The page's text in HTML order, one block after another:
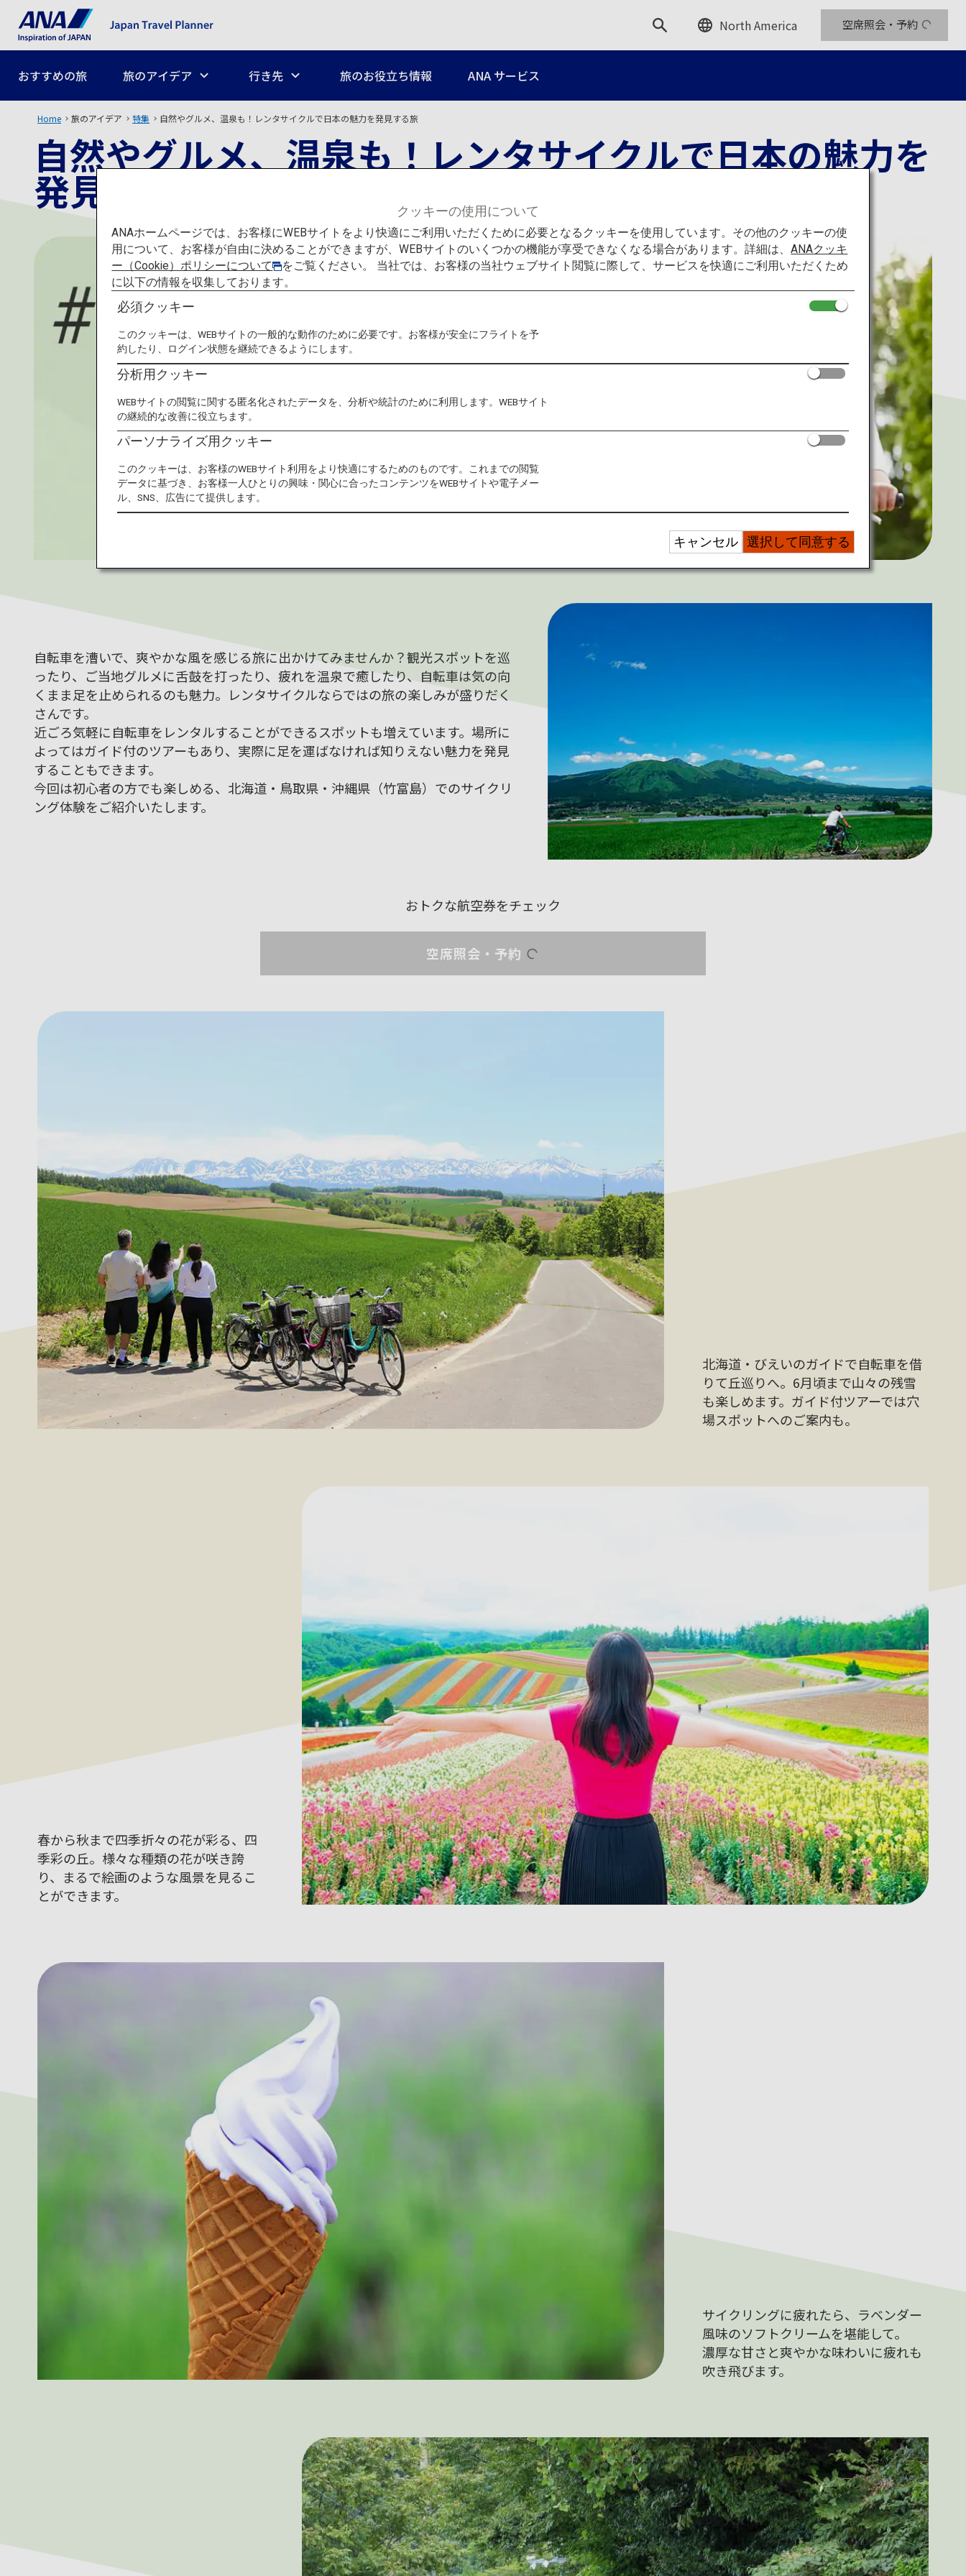
North America 空席照会・予約
おすすめの旅 旅のアイデア 行き先 旅のお役立ち情報 ANA サービス
Home 旅のアイデア 特集 自然やグルメ、温泉も！レンタサイクルで日本の魅力を発見する旅
自然やグルメ、温泉も！レンタサイクルで日本の魅力を
発見する旅
自転車を漕いで、爽やかな風を感じる旅に出かけてみませんか？観光スポットを巡
ったり、ご当地グルメに舌鼓を打ったり、疲れを温泉で癒したり、自転車は気の向
くまま足を止められるのも魅力。レンタサイクルならではの旅の楽しみが盛りだく
さんです。
近ごろ気軽に自転車をレンタルすることができるスポットも増えています。場所に
よってはガイド付のツアーもあり、実際に足を運ばなければ知りえない魅力を発見
することもできます。
今回は初心者の方でも楽しめる、北海道・鳥取県・沖縄県（竹富島）でのサイクリ
ング体験をご紹介いたします。
おトクな航空券をチェック
空席照会・予約
北海道・びえいのガイドで自転車を借
りて丘巡りへ。6月頃まで山々の残雪
も楽しめます。ガイド付ツアーでは穴
場スポットへのご案内も。
春から秋まで四季折々の花が彩る、四
季彩の丘。様々な種類の花が咲き誇
り、まるで絵画のような風景を見るこ
とができます。
サイクリングに疲れたら、ラベンダー
風味のソフトクリームを堪能して。
濃厚な甘さと爽やかな味わいに疲れも
吹き飛びます。
クッキーの使用について
ANAホームページでは、お客様にWEBサイトをより快適にご利用いただくために必要となるクッキーを使用しています。その他のクッキーの使
用について、お客様が自由に決めることができますが、WEBサイトのいくつかの機能が享受できなくなる場合があります。詳細は、ANAクッキ
ー（Cookie）ポリシーについて
をご覧ください。 当社では、お客様の当社ウェブサイト閲覧に際して、サービスを快適にご利用いただくため
に以下の情報を収集しております。
必須クッキー
このクッキーは、WEBサイトの一般的な動作のために必要です。お客様が安全にフライトを予
約したり、ログイン状態を継続できるようにします。
分析用クッキー
WEBサイトの閲覧に関する匿名化されたデータを、分析や統計のために利用します。WEBサイト
の継続的な改善に役立ちます。
パーソナライズ用クッキー
このクッキーは、お客様のWEBサイト利用をより快適にするためのものです。これまでの閲覧
データに基づき、お客様一人ひとりの興味・関心に合ったコンテンツをWEBサイトや電子メー
ル、SNS、広告にて提供します。
選択して同意する
キャンセル